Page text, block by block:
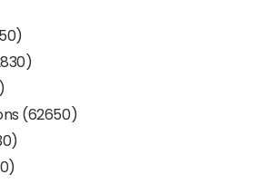
(62650)